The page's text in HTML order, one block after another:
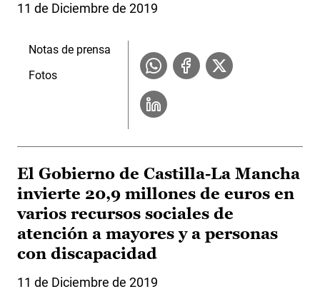
11 de Diciembre de 2019
Notas de prensa
Fotos
El Gobierno de Castilla-La Mancha
invierte 20,9 millones de euros en
varios recursos sociales de
atención a mayores y a personas
con discapacidad
11 de Diciembre de 2019